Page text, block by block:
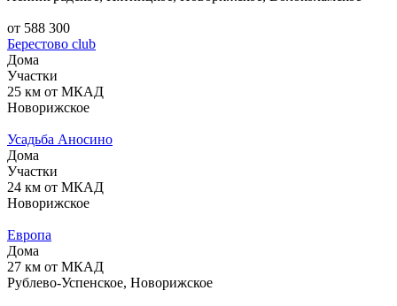
от 588 300
Берестово club
Дома
Участки
25 км от МКАД
Новорижское
Усадьба Аносино
Дома
Участки
24 км от МКАД
Новорижское
Европа
Дома
27 км от МКАД
Рублево-Успенское, Новорижское